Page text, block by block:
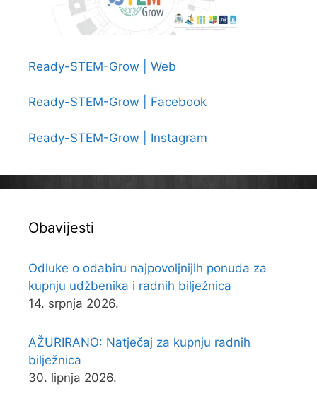
Ready-STEM-Grow | Web
Ready-STEM-Grow | Facebook
Ready-STEM-Grow | Instagram
Obavijesti
Odluke o odabiru najpovoljnijih ponuda za
kupnju udžbenika i radnih bilježnica
14. srpnja 2026.
AŽURIRANO: Natječaj za kupnju radnih
bilježnica
30. lipnja 2026.